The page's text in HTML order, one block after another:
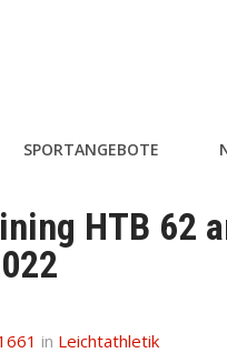
SPORTANGEBOTE
HTB 62
in Leichtathletik